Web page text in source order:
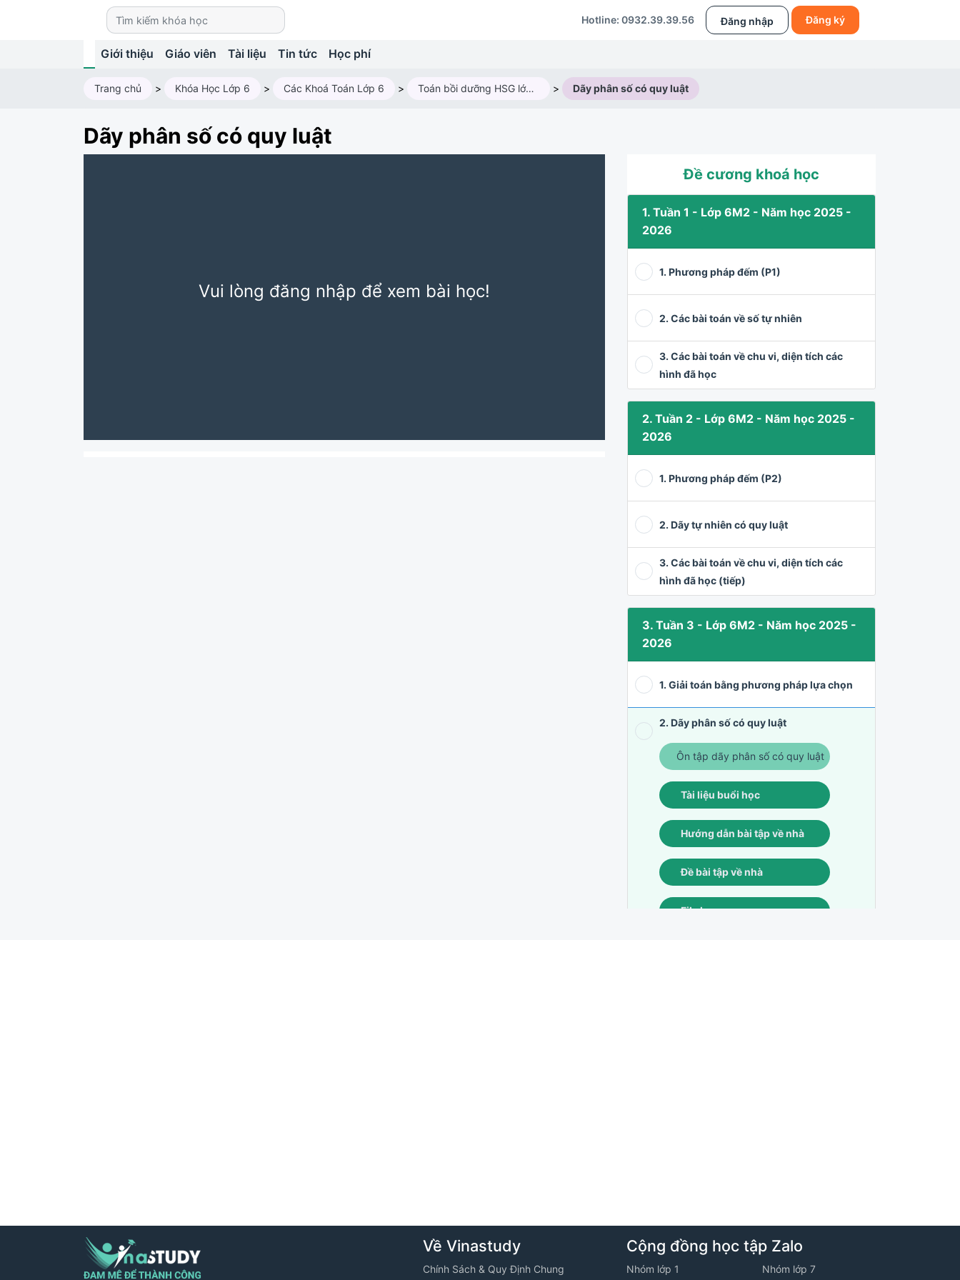
Hotline: 0932.39.39.56 Đăng nhập Đăng ký
Giới thiệu Giáo viên Tài liệu Tin tức Học phí
Trang chủ > Khóa Học Lớp 6 > Các Khoá Toán Lớp 6 > Toán bồi dưỡng HSG lớp 6M2 (2025 - 2026) > Dãy phân số có quy luật
Dãy phân số có quy luật
Vui lòng đăng nhập để xem bài học!
Đề cương khoá học
1. Tuần 1 - Lớp 6M2 - Năm học 2025 -
2026
1. Phương pháp đếm (P1)
2. Các bài toán về số tự nhiên
3. Các bài toán về chu vi, diện tích các
hình đã học
2. Tuần 2 - Lớp 6M2 - Năm học 2025 -
2026
1. Phương pháp đếm (P2)
2. Dãy tự nhiên có quy luật
3. Các bài toán về chu vi, diện tích các
hình đã học (tiếp)
3. Tuần 3 - Lớp 6M2 - Năm học 2025 -
2026
1. Giải toán bằng phương pháp lựa chọn
2. Dãy phân số có quy luật
Ôn tập dãy phân số có quy luật
Tài liệu buổi học
Hướng dẫn bài tập về nhà
Đề bài tập về nhà
File học
5. Tuần 5 - Lớp 6M2 - Năm học 2025 -
2026
1. Luyện tập các phương pháp giải các bài
Về Vinastudy
Chính Sách & Quy Định Chung
Cộng đồng học tập Zalo
Nhóm lớp 1 Nhóm lớp 7